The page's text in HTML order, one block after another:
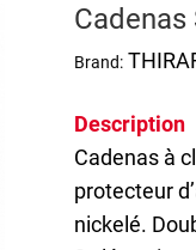
Cadenas
Brand:
Description
Cadenasà
protecteur
nickelé.